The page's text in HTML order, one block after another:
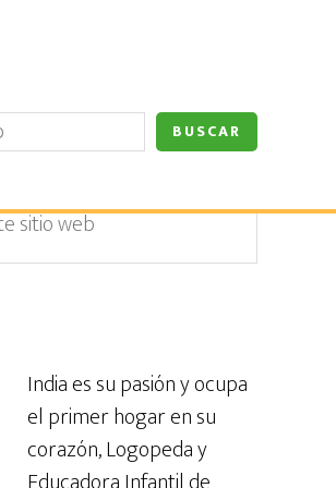
India es su pasión y ocupa
el primer hogar en su
corazón, Logopeda y